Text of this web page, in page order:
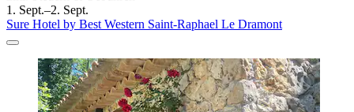
1. Sept.–2. Sept.
Sure Hotel by Best Western Saint-Raphael Le Dramont